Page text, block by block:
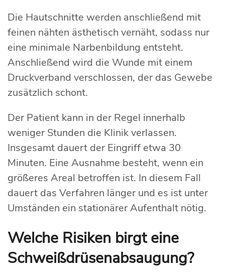
Die Hautschnitte werden anschließend mit
feinen nähten ästhetisch vernäht, sodass nur
eine minimale Narbenbildung entsteht.
Anschließend wird die Wunde mit einem
Druckverband verschlossen, der das Gewebe
zusätzlich schont.
Der Patient kann in der Regel innerhalb
weniger Stunden die Klinik verlassen.
Insgesamt dauert der Eingriff etwa 30
Minuten. Eine Ausnahme besteht, wenn ein
größeres Areal betroffen ist. In diesem Fall
dauert das Verfahren länger und es ist unter
Umständen ein stationärer Aufenthalt nötig.
Welche Risiken birgt eine
Schweißdrüsenabsaugung?